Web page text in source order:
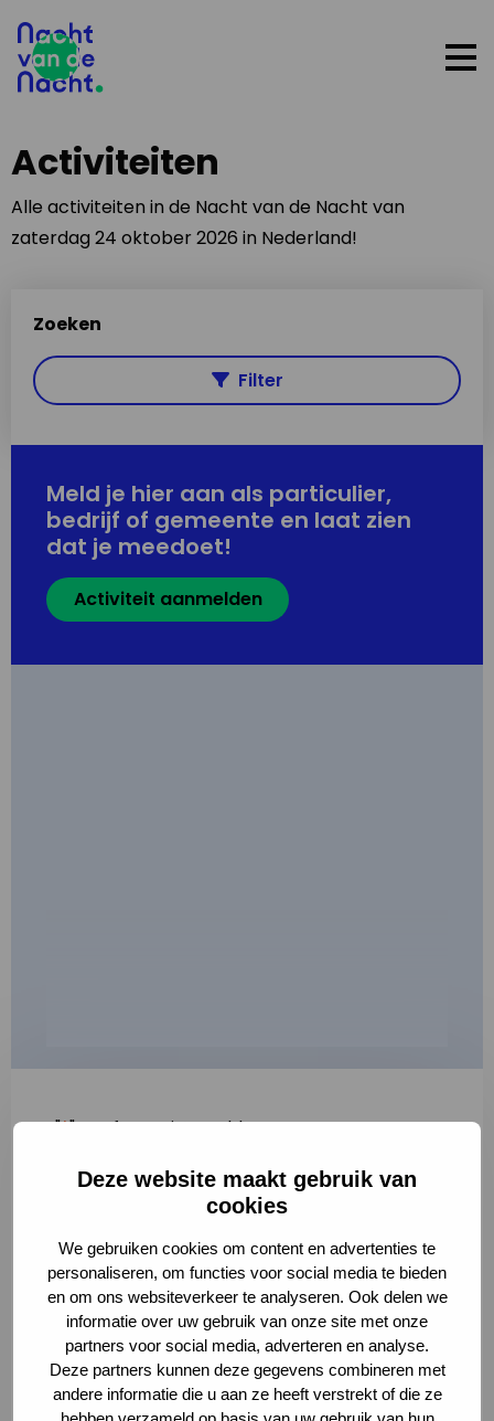
Deze website maakt gebruik van
cookies
We gebruiken cookies om content en advertenties te
personaliseren, om functies voor social media te bieden
en om ons websiteverkeer te analyseren. Ook delen we
informatie over uw gebruik van onze site met onze
partners voor social media, adverteren en analyse.
Deze partners kunnen deze gegevens combineren met
andere informatie die u aan ze heeft verstrekt of die ze
Activiteiten
Alle activiteiten in de Nacht van de Nacht van
zaterdag 24 oktober 2026 in Nederland!
Zoeken
Filter
Meld je hier aan als particulier,
bedrijf of gemeente en laat zien
dat je meedoet!
Activiteit aanmelden
"*" geeft vereiste velden aan
2
Volledige omschrijving*